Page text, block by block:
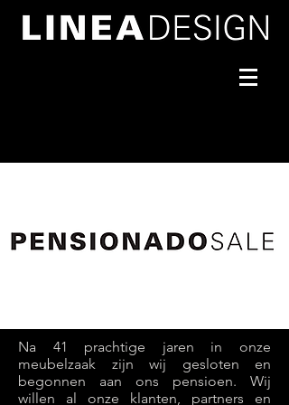
Na 41 prachtige jaren in onze
meubelzaak zijn wij gesloten en
begonnen aan ons pensioen. Wij
willen al onze klanten, partners en